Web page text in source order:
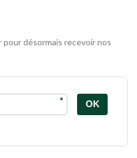
désormais recevoir nos
* OK